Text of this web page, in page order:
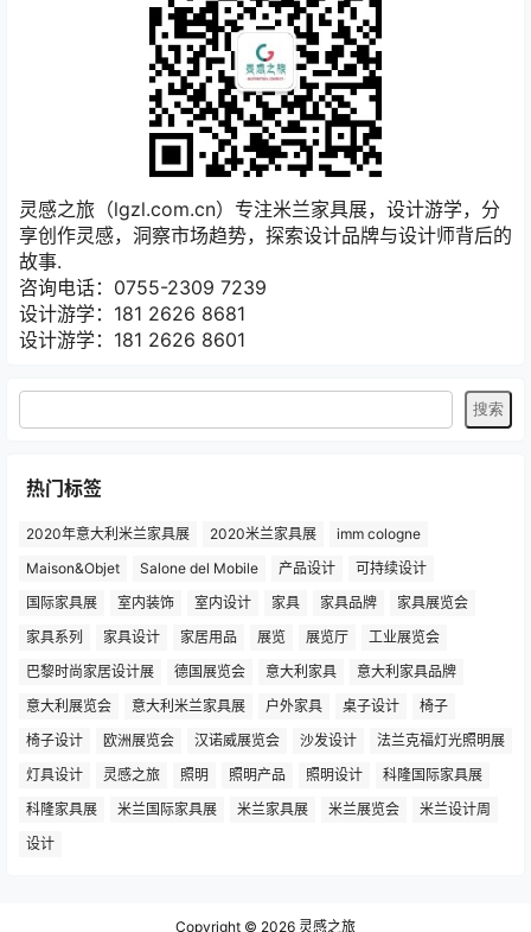
灵感之旅（lgzl.com.cn）专注米兰家具展，设计游学，分
享创作灵感，洞察市场趋势，探索设计品牌与设计师背后的
故事.
咨询电话：0755-2309 7239
设计游学：181 2626 8681
设计游学：181 2626 8601
热门标签
2020年意大利米兰家具展 2020米兰家具展
imm cologne
Maison&Objet
Salone del Mobile 产品设计
可持续设计
国际家具展
室内装饰 室内设计 家具 家具品牌
家具展览会
家具系列
家具设计 家居用品 展览 展览厅
工业展览会
巴黎时尚家居设计展
德国展览会 意大利家具
意大利家具品牌
意大利展览会
意大利米兰家具展 户外家具 桌子设计
椅子
椅子设计
欧洲展览会 汉诺威展览会 沙发设计
法兰克福灯光照明展
灯具设计
灵感之旅 照明 照明产品 照明设计
科隆国际家具展
科隆家具展
米兰国际家具展 米兰家具展 米兰展览会
米兰设计周
设计
Copyright © 2026 灵感之旅